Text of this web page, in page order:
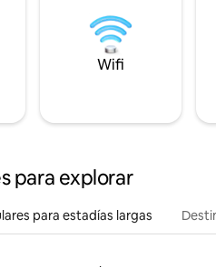
Wifi
para explorar
para estadías largas